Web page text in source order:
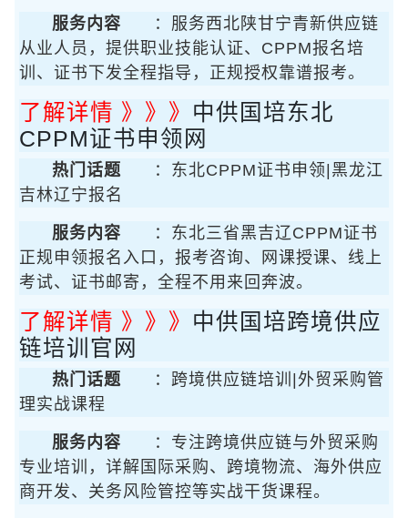
服务内容
：服务西北陕甘宁青新供应链
从业人员，提供职业技能认证、CPPM报名培
训、证书下发全程指导，正规授权靠谱报考。
了解详情 》》》 中供国培东北
CPPM证书申领网
热门话题
：东北CPPM证书申领|黑龙江
吉林辽宁报名
服务内容
：东北三省黑吉辽CPPM证书
正规申领报名入口，报考咨询、网课授课、线上
考试、证书邮寄，全程不用来回奔波。
了解详情 》》》 中供国培跨境供应
链培训官网
热门话题
：跨境供应链培训|外贸采购管
理实战课程
服务内容
：专注跨境供应链与外贸采购
专业培训，详解国际采购、跨境物流、海外供应
商开发、关务风险管控等实战干货课程。